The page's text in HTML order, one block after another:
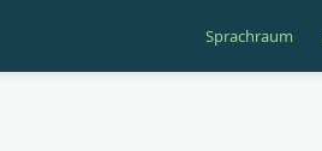
Sprachraum